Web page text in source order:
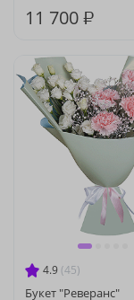
11 700 ₽
4.9 (45)
Букет "Реверанс"